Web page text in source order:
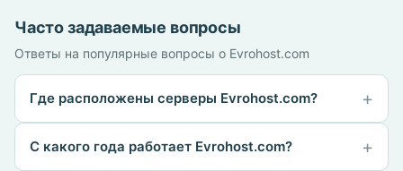
Часто задаваемые вопросы
Ответы на популярные вопросы о Evrohost.com
Где расположены серверы Evrohost.com?
С какого года работает Evrohost.com?